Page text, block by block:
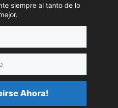
siempre al tanto de lo
Ahora!